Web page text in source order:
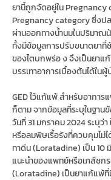
ยานี้ถูกจัดอยู่ใน Pregnancy
Pregnancy category ซึ่งป
ผ่านออกทางน้ำนมในปริมาณ
ทั้งมีข้อมูลการปรับขนาดยาที่ชั
ของไตบกพร่อ ง จึงเป็นยาแ
บรรเทาอาการเบื้องต้นได้ใน
GED ไว้แก้แพ้ สำหรับอาการ
ก็ตาม จากข้อมูลที่ระบุในฐา
วันที่ 31 มกราคม 2024 ระบุว่
หรือลมพิษเรื้อรังที่ควบคุมไม่
ทาดีน (Loratadine) เป็น 10
แนะนำของแพทย์หรือเภสัชก
(Loratadine) เป็นยาแก้แพ้